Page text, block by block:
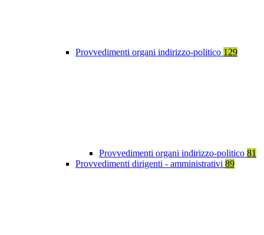
Provvedimenti organi indirizzo-politico 129
Provvedimenti organi indirizzo-politico 81
Provvedimenti dirigenti - amministrativi 89